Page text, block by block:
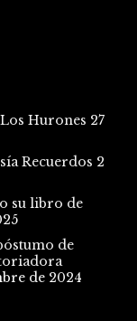
Hurones 27
Recuerdos 2
su libro de
de
de 2024